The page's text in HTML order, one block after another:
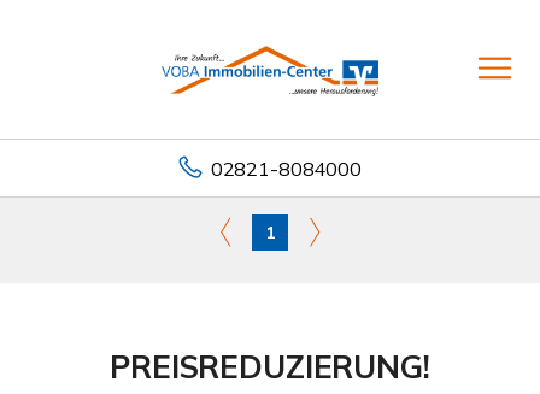
02821-8084000
1
PREISREDUZIERUNG!